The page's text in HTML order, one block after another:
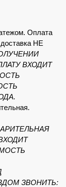
Оплата
НЕ
ВХОДИТ
ЗВОНИТЬ: